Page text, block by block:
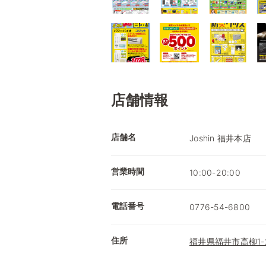
店舗情報
店舗名 Joshin 福井本店
営業時間 10:00-20:00
電話番号 0776-54-6800
住所 福井県福井市高柳